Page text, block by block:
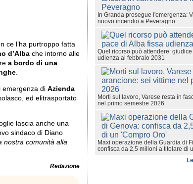
ce l’ha purtroppo fatta
d’Alba che intorno alle
a bordo di una
.
emergenza di Azienda
ed elitrasportato
lascia anche una
sindaco di Diano
nostra comunità alla
Redazione
In Granda prosegue l'emergenza:
nuovo incendio a Peveragno
Quel ricorso può attendere:
udienza al febbraio 2031
Morti sul lavoro, Varese resta in
nel primo semestre 2026
Maxi operazione della Guardia di
confisca da 2,5 milioni a titolare di